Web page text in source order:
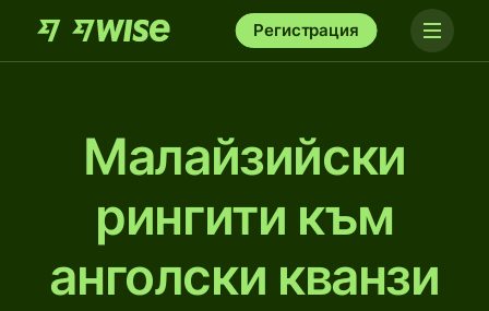
Регистрация
Малайзийски
рингити към
анголски кванзи